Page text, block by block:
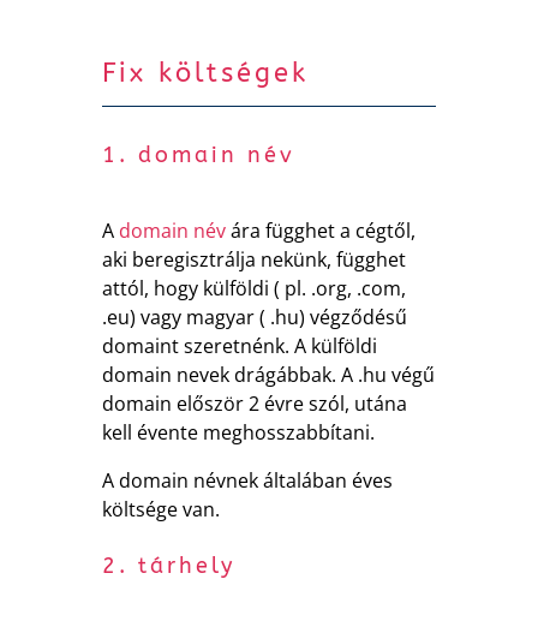
Fix költségek
1. domain név
A domain névára függhet a cégtől,
aki beregisztrálja nekünk, függhet
attól, hogy külföldi ( pl. .org, .com,
.eu) vagy magyar ( .hu) végződésű
domaint szeretnénk. A külföldi
domain nevek drágábbak. A .hu végű
domain először 2 évre szól, utána
kell évente meghosszabbítani.
A domain névnek általában éves
költsége van.
2. tárhely